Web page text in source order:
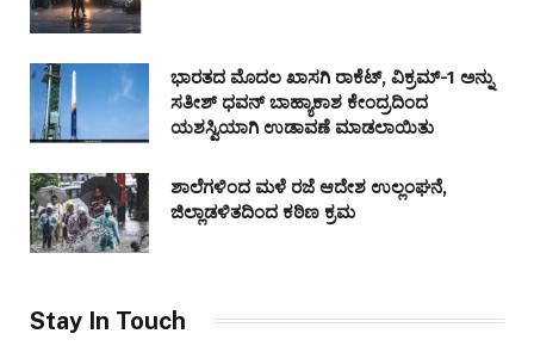
ಭಾರತದ ಮೊದಲ ಖಾಸಗಿ ರಾಕೆಟ್, ವಿಕ್ರಮ್-1 ಅನ್ನು
ಸತೀಶ್ ಧವನ್ ಬಾಹ್ಯಾಕಾಶ ಕೇಂದ್ರದಿಂದ
ಯಶಸ್ವಿಯಾಗಿ ಉಡಾವಣೆ ಮಾಡಲಾಯಿತು
ಶಾಲೆಗಳಿಂದ ಮಳೆ ರಜೆ ಆದೇಶ ಉಲ್ಲಂಘನೆ,
ಜಿಲ್ಲಾಡಳಿತದಿಂದ ಕಠಿಣ ಕ್ರಮ
Stay In Touch